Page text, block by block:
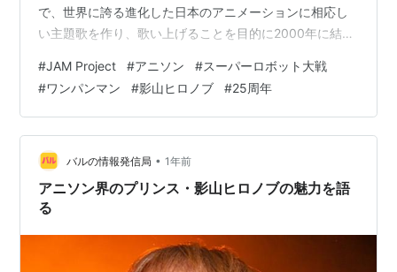
で、世界に誇る進化した日本のアニメーションに相応し
い主題歌を作り、歌い上げることを目的に2000年に結成
を迎えるJAM Projectは、圧倒的な歌唱力とパワフルなス
テージングで、国内外のファンを熱狂させ続けていま
す。 この記事では、アニメやゲームの主題歌を通じて私
たちに勇気と感動を届けてくれる JAM Projectの魅力、
歴史、そしてオススメ…
#JAM Project #アニソン #スーパーロボット大戦
#ワンパンマン #影山ヒロノブ #25周年
バルの情報発信局 • 1年前
アニソン界のプリンス・影山ヒロノブの魅力を語
る